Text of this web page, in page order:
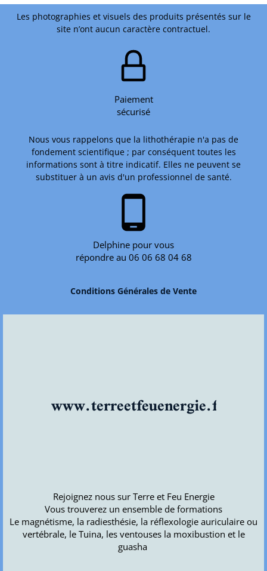
Les photographies et visuels des produits présentés sur le
site n’ont aucun caractère contractuel.
Paiement
sécurisé
Nous vous rappelons que la lithothérapie n'a pas de
fondement scientifique ; par conséquent toutes les
informations sont à titre indicatif. Elles ne peuvent se
substituer à un avis d'un professionnel de santé.
phone_android
Delphine pour vous
répondre au 06 06 68 04 68
Conditions Générales de Vente
www.terreetfeuenergie.fr
Rejoignez nous sur Terre et Feu Energie
Vous trouverez un ensemble de formations
Le magnétisme, la radiesthésie, la réflexologie auriculaire ou
vertébrale, le Tuina, les ventouses la moxibustion et le
guasha